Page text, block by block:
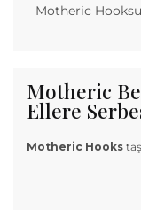
Motheric Hooksu
Motheric
Ellere
Motheric Hooks